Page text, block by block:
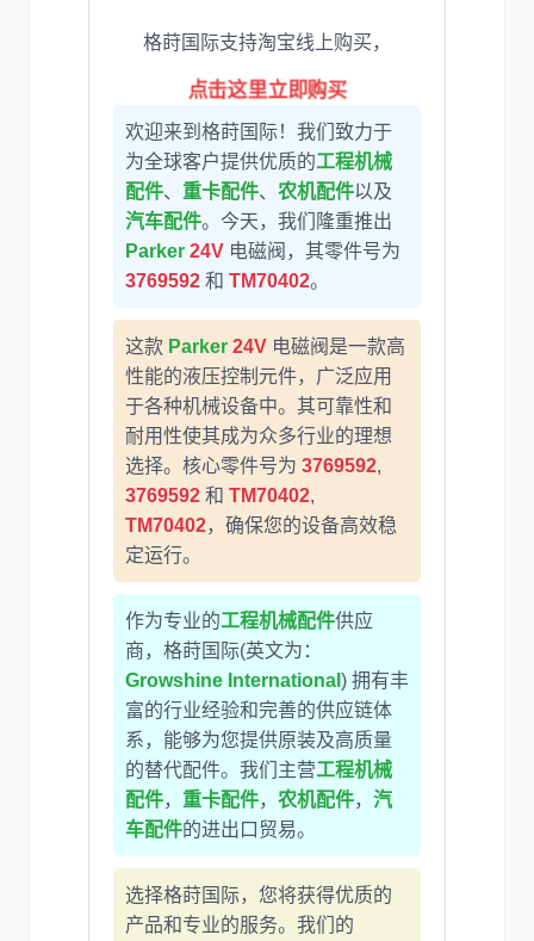
奔驰 加藤
卡尔玛 杰西博
大宇 丰田
约翰迪尔 徐工
利勃海尔
格莳国际支持淘宝线上购买，
点击这里立即购买
欢迎来到格莳国际！我们致力于
为全球客户提供优质的工程机械
配件、 重卡配件、 农机配件以及
汽车配件。今天，我们隆重推出
Parker 24V电磁阀，其零件号为
3769592和 TM70402。
这款 Parker 24V电磁阀是一款高
性能的液压控制元件，广泛应用
于各种机械设备中。其可靠性和
耐用性使其成为众多行业的理想
选择。核心零件号为 3769592,
3769592和 TM70402,
TM70402，确保您的设备高效稳
定运行。
作为专业的工程机械配件供应
商，格莳国际(英文为：
Growshine International ) 拥有丰
富的行业经验和完善的供应链体
系，能够为您提供原装及高质量
的替代配件。我们主营工程机械
配件， 重卡配件， 农机配件， 汽
车配件的进出口贸易。
选择格莳国际，您将获得优质的
产品和专业的服务。我们的